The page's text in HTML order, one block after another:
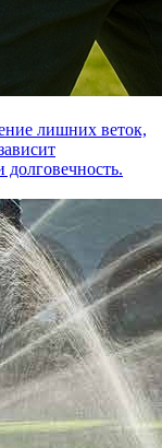
лишних веток,
долговечность.